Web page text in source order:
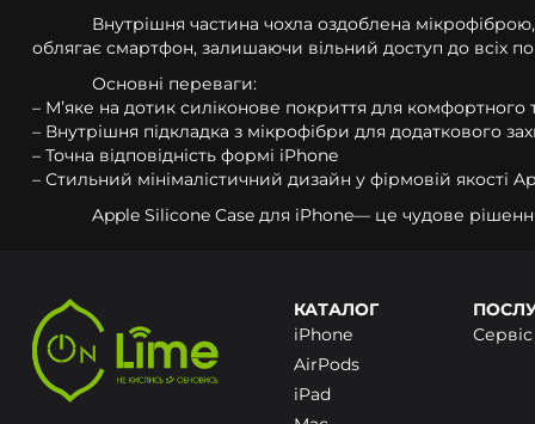
Внутрішня частина чохла оздоблена
облягає смартфон, залишаючи вільний доступ до всіх
Основні переваги:
– Мʼяке на дотик силіконове покриття для комфортного
– Внутрішня підкладка з мікрофібри для додаткового
– Точна відповідність формі iPhone
– Стильний мінімалістичний дизайн у фірмовій якості
Apple Silicone Case для iPhone— це чудове
КАТАЛОГ
iPhone
AirPods
iPad
Сервіс